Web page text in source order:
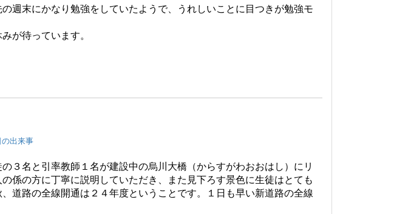
週末にかなり勉強をしていたようで、うれしいことに目つきが勉強モ
が待っています。
出来事
３名と引率教師１名が建設中の烏川大橋（からすがわおおはし）にリ
係の方に丁寧に説明していただき、また見下ろす景色に生徒はとても
道路の全線開通は２４年度ということです。１日も早い新道路の全線